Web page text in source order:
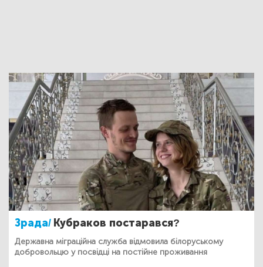
Зрада/ Кубраков постарався?
Державна міграційна служба відмовила білоруському
добровольцю у посвідці на постійне проживання